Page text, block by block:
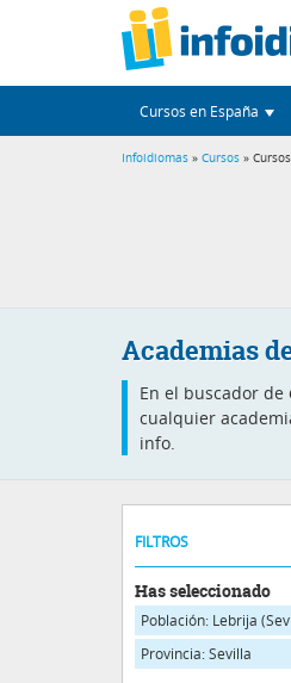
Cursos en España
Infoidiomas » Cursos »
Academias
En el buscador de
cualquier
info.
FILTROS
Has seleccionado
Población: Lebrija
Provincia: Sevilla